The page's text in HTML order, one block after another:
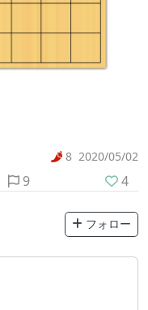
8 2020/05/02
9 4
フォロー